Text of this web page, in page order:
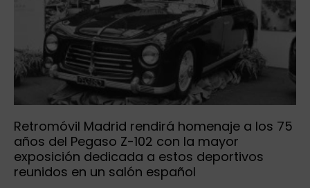
Retromóvil Madrid rendirá homenaje a los 75
años del Pegaso Z-102 con la mayor
exposición dedicada a estos deportivos
reunidos en un salón español